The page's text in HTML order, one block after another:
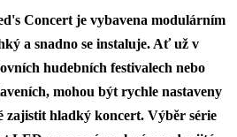
Concert je vybavena modulárním
a snadno se instaluje. Ať už v
hudebních festivalech nebo
mohou být rychle nastaveny
zajistit hladký koncert. Výběr série